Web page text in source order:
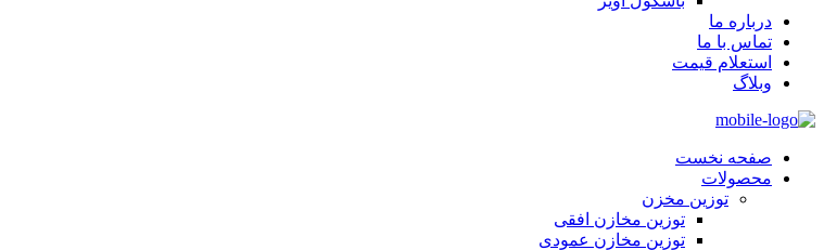
درباره ما
تماس با ما
استعلام قیمت
وبلاگ
صفحه نخست
محصولات
توزین مخزن
توزین مخازن افقی
توزین مخازن عمودی